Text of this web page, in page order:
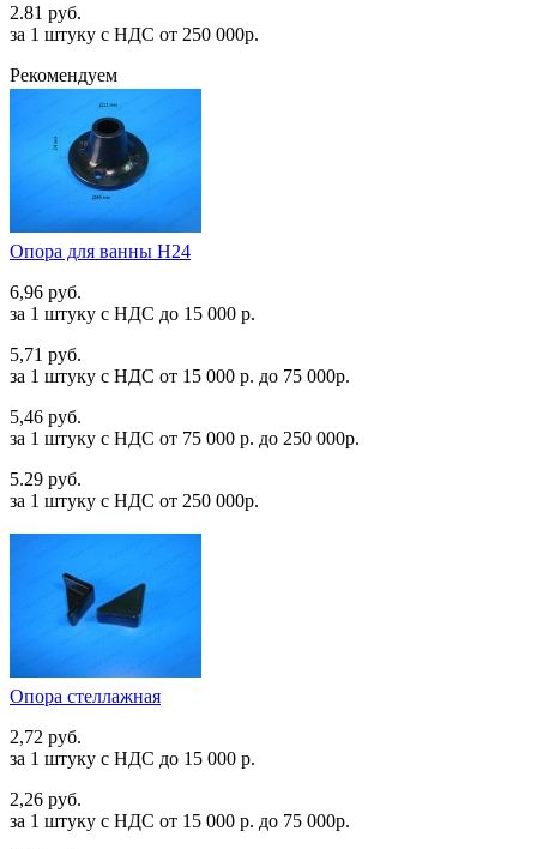
2.81 руб.
за 1 штуку c НДС от 250 000р.
Рекомендуем
Опора для ванны Н24
6,96 руб.
за 1 штуку c НДС до 15 000 р.
5,71 руб.
за 1 штуку c НДС от 15 000 р. до 75 000р.
5,46 руб.
за 1 штуку c НДС от 75 000 р. до 250 000р.
5.29 руб.
за 1 штуку c НДС от 250 000р.
Опора стеллажная
2,72 руб.
за 1 штуку c НДС до 15 000 р.
2,26 руб.
за 1 штуку c НДС от 15 000 р. до 75 000р.